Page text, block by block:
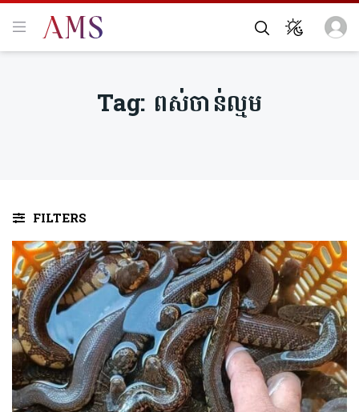
Tag: ពស់ចាន់ល្មម
FILTERS